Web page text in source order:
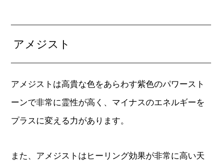
アメジスト
アメジストは高貴な色をあらわす紫色のパワースト
ーンで非常に霊性が高く、マイナスのエネルギーを
プラスに変える力があります。
また、アメジストはヒーリング効果が非常に高い天